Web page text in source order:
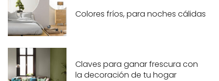
Colores fríos, para noches cálidas
Claves para ganar frescura con
la decoración de tu hogar